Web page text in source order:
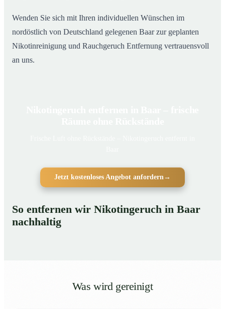
Wenden Sie sich mit Ihren individuellen Wünschen im
nordöstlich von Deutschland gelegenen Baar zur geplanten
Nikotinreinigung und Rauchgeruch Entfernung vertrauensvoll
an uns.
Jetzt kostenloses Angebot anfordern →
So entfernen wir Nikotingeruch in Baar
nachhaltig
Was wird gereinigt